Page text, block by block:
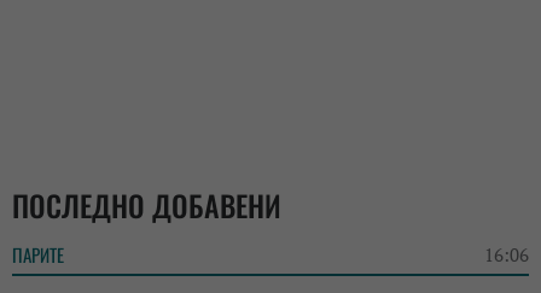
ПОСЛЕДНО ДОБАВЕНИ
ПАРИТЕ 16:06